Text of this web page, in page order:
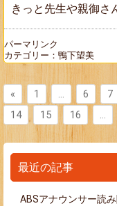
きっと先生や親御さ
パーマリンク
カテゴリー： 鴨下望美
« 1 … 6 7
14
15 16 …
最近の記事
ABSアナウンサー読